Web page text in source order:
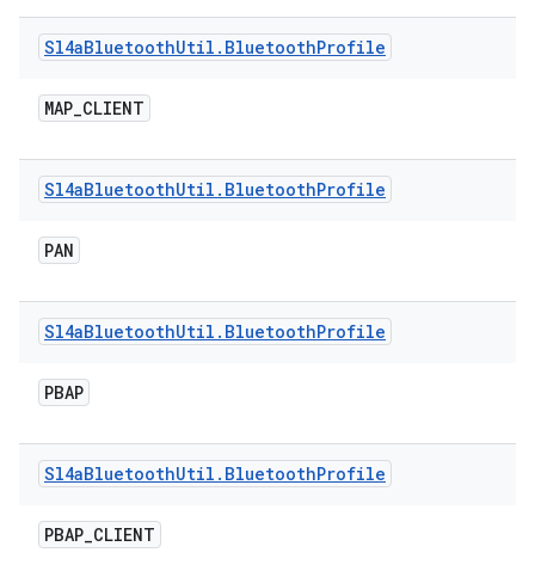
Sl4aBluetoothUtil . BluetoothProfile
MAP_CLIENT
Sl4aBluetoothUtil . BluetoothProfile
PAN
Sl4aBluetoothUtil . BluetoothProfile
PBAP
Sl4aBluetoothUtil . BluetoothProfile
PBAP_CLIENT